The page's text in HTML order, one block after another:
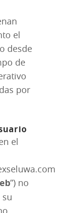
el
desde
de
por
el
”) no